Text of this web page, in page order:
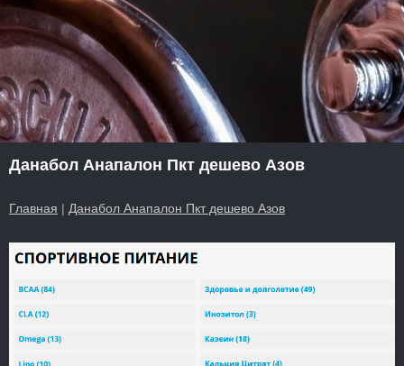
Данабол Анапалон Пкт дешево Азов
Главная | Данабол Анапалон Пкт дешево Азов